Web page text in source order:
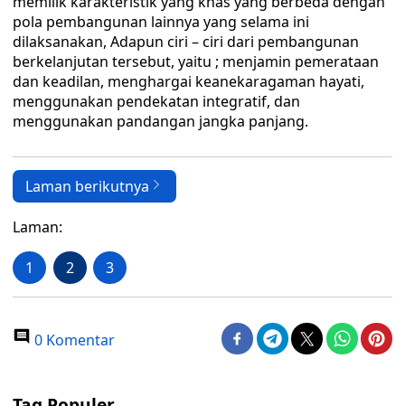
pola pembangunan lainnya yang selama ini
dilaksanakan, Adapun ciri – ciri dari pembangunan
berkelanjutan tersebut, yaitu ; menjamin pemerataan
dan keadilan, menghargai keanekaragaman hayati,
menggunakan pendekatan integratif, dan
menggunakan pandangan jangka panjang.
Laman berikutnya
Laman:
1 2 3
0 Komentar